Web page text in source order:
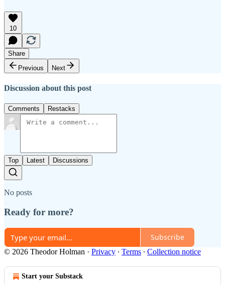
10
Share
Previous
Next
Discussion about this post
Comments Restacks
Top Latest Discussions
No posts
Ready for more?
Subscribe
© 2026 Theodor Holman · Privacy ∙ Terms ∙ Collection notice
Start your Substack